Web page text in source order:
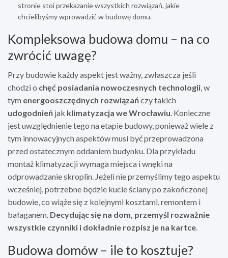
stronie stoi przekazanie wszystkich rozwiązań, jakie
chcielibyśmy wprowadzić w budowę domu.
Kompleksowa budowa domu – na co
zwrócić uwagę?
Przy budowie każdy aspekt jest ważny, zwłaszcza jeśli
chodzi o chęć posiadania nowoczesnych technologii, w
tym energooszczędnych rozwiązańczy takich
udogodnień jak klimatyzacja we Wrocławiu. Konieczne
jest uwzględnienie tego na etapie budowy, ponieważ wiele z
tym innowacyjnych aspektów musi być przeprowadzona
przed ostatecznym oddaniem budynku. Dla przykładu
montaż klimatyzacji wymaga miejsca i wnęki na
odprowadzanie skroplin. Jeżeli nie przemyślimy tego aspektu
wcześniej, potrzebne będzie kucie ściany po zakończonej
budowie, co wiąże się z kolejnymi kosztami, remontem i
bałaganem. Decydując się na dom, przemyśl rozważnie
wszystkie czynniki i dokładnie rozpisz je na kartce.
Budowa domów – ile to kosztuje?